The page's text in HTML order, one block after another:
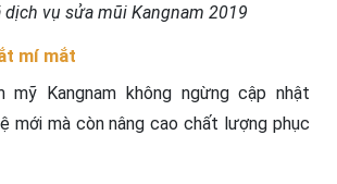
dịch vụ sửa mũi Kangnam 2019
mí mắt
mỹ Kangnam không ngừng cập nhật
mới mà còn nâng cao chất lượng phục